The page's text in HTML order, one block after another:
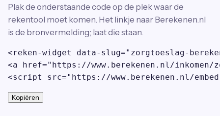
Plak de onderstaande code op de plek waar de
rekentool moet komen. Het linkje naar Berekenen.nl
is de bronvermelding; laat die staan.
<reken-widget data-slug="zorgtoeslag-
<a href="https://www.berekenen.nl/inkomen/
<script src="https://www.berekenen.nl/
Kopiëren